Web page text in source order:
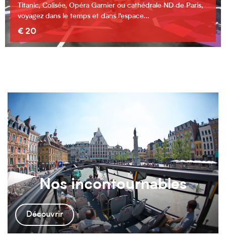
Soirée d'exception dans le plus grand casino de la région !
À partir de19 €
Nos incontournables